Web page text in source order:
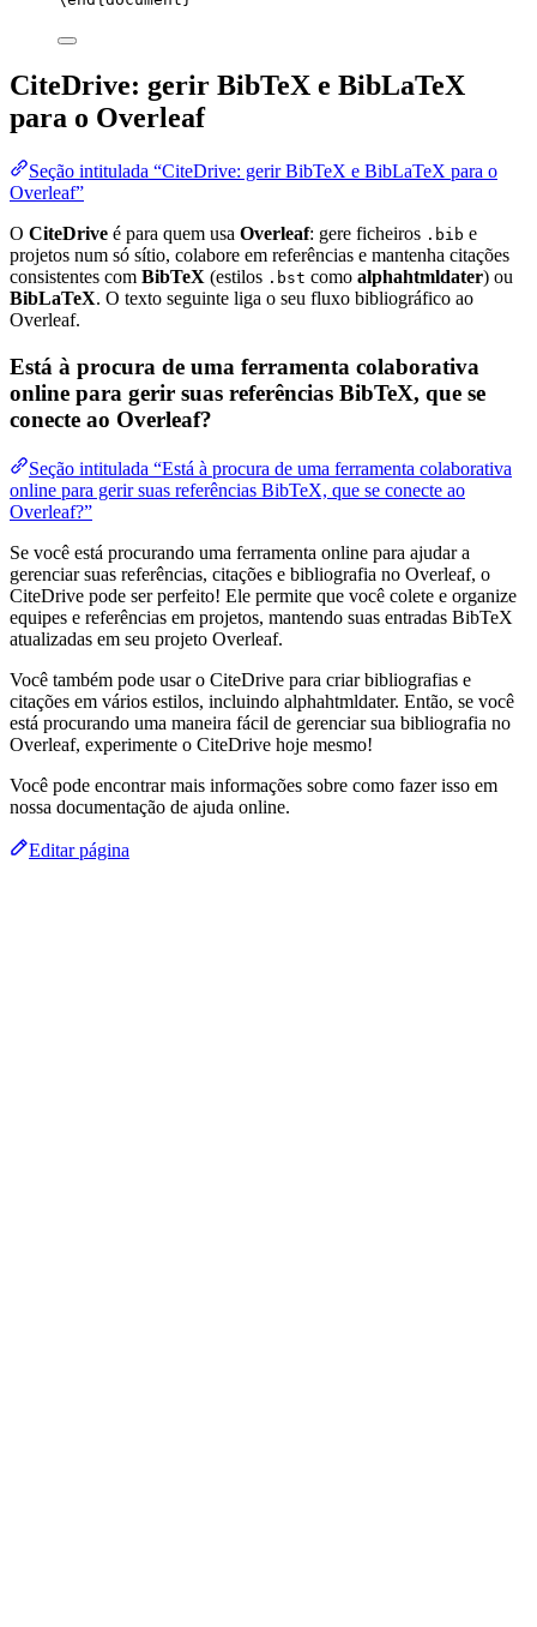
CiteDrive: gerir BibTeX e BibLaTeX
para o Overleaf
Seção intitulada “CiteDrive: gerir BibTeX e BibLaTeX para o
Overleaf”
O CiteDrive é para quem usa Overleaf: gere ficheiros .bib e
projetos num só sítio, colabore em referências e mantenha citações
consistentes com BibTeX (estilos .bst como alphahtmldater) ou
BibLaTeX. O texto seguinte liga o seu fluxo bibliográfico ao
Overleaf.
Está à procura de uma ferramenta colaborativa
online para gerir suas referências BibTeX, que se
conecte ao Overleaf?
Seção intitulada “Está à procura de uma ferramenta colaborativa
online para gerir suas referências BibTeX, que se conecte ao
Overleaf?”
Se você está procurando uma ferramenta online para ajudar a
gerenciar suas referências, citações e bibliografia no Overleaf, o
CiteDrive pode ser perfeito! Ele permite que você colete e organize
equipes e referências em projetos, mantendo suas entradas BibTeX
atualizadas em seu projeto Overleaf.
Você também pode usar o CiteDrive para criar bibliografias e
citações em vários estilos, incluindo alphahtmldater. Então, se você
está procurando uma maneira fácil de gerenciar sua bibliografia no
Overleaf, experimente o CiteDrive hoje mesmo!
Você pode encontrar mais informações sobre como fazer isso em
nossa documentação de ajuda online.
Editar página